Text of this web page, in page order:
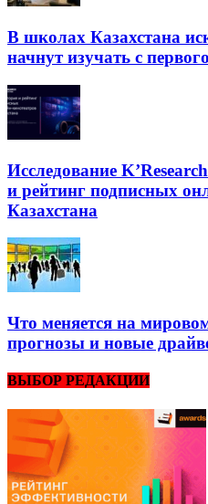
В школах Казахстана
начнут изучать с
Исследование
и рейтинг подписных
Казахстана
Что меняется на
прогнозы и новые
ВЫБОР РЕДАКЦИИ